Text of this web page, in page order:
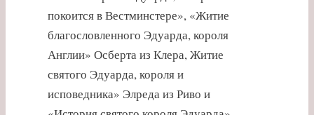
покоится в Вестминстере», «Житие
благословленного Эдуарда, короля
Англии» Осберта из Клера, Житие
святого Эдуарда, короля и
исповедника» Элреда из Риво и